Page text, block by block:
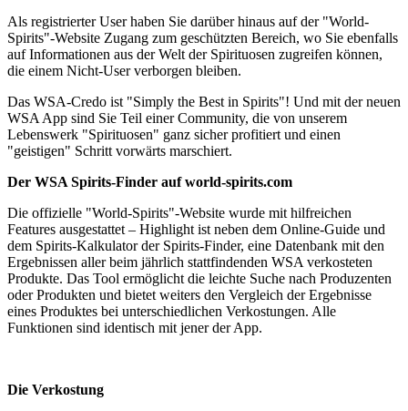
Als registrierter User haben Sie darüber hinaus auf der "World-
Spirits"-Website Zugang zum geschützten Bereich, wo Sie ebenfalls
auf Informationen aus der Welt der Spirituosen zugreifen können,
die einem Nicht-User verborgen bleiben.
Das WSA-Credo ist "Simply the Best in Spirits"! Und mit der neuen
WSA App sind Sie Teil einer Community, die von unserem
Lebenswerk "Spirituosen" ganz sicher profitiert und einen
"geistigen" Schritt vorwärts marschiert.
Der WSA Spirits-Finder auf world-spirits.com
Die offizielle "World-Spirits"-Website wurde mit hilfreichen
Features ausgestattet – Highlight ist neben dem Online-Guide und
dem Spirits-Kalkulator der Spirits-Finder, eine Datenbank mit den
Ergebnissen aller beim jährlich stattfindenden WSA verkosteten
Produkte. Das Tool ermöglicht die leichte Suche nach Produzenten
oder Produkten und bietet weiters den Vergleich der Ergebnisse
eines Produktes bei unterschiedlichen Verkostungen. Alle
Funktionen sind identisch mit jener der App.
Die Verkostung